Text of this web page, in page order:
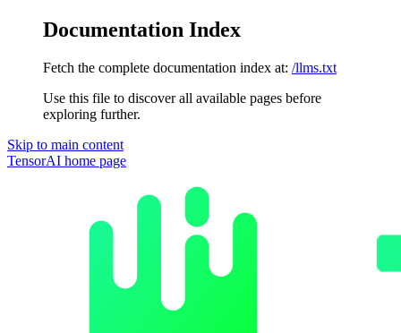
Documentation Index
Fetch the complete documentation index at: /llms.txt
Use this file to discover all available pages before
exploring further.
Skip to main content
TensorAI home page